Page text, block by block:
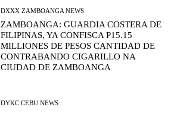
DXXX ZAMBOANGA NEWS
ZAMBOANGA: GUARDIA COSTERA DE
FILIPINAS, YA CONFISCA P15.15
MILLIONES DE PESOS CANTIDAD DE
CONTRABANDO CIGARILLO NA
CIUDAD DE ZAMBOANGA
DYKC CEBU NEWS